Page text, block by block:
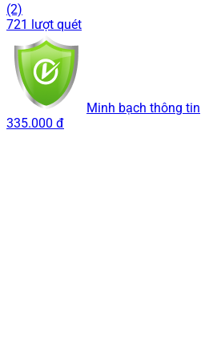
(2)
721 lượt quét
Minh bạch thông tin
335.000 đ